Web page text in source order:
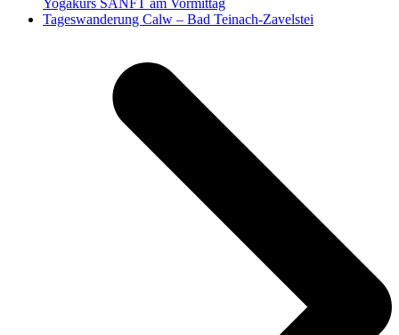
Yogakurs SANFT am Vormittag
Nächster
Tageswanderung Calw – Bad Teinach-Zavelstei